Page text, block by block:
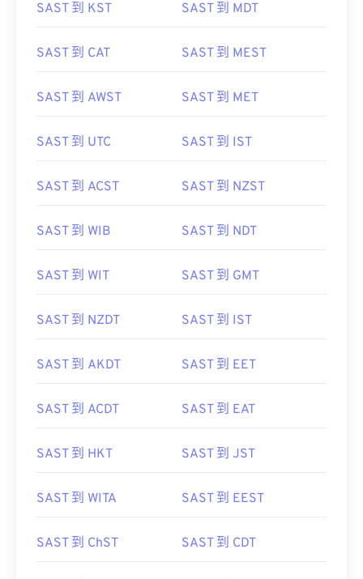
SAST 到 KST SAST 到 MDT
SAST 到 CAT SAST 到 MEST
SAST 到 AWST SAST 到 MET
SAST 到 UTC SAST 到 IST
SAST 到 ACST SAST 到 NZST
SAST 到 WIB SAST 到 NDT
SAST 到 WIT SAST 到 GMT
SAST 到 NZDT SAST 到 IST
SAST 到 AKDT SAST 到 EET
SAST 到 ACDT SAST 到 EAT
SAST 到 HKT SAST 到 JST
SAST 到 WITA SAST 到 EEST
SAST 到 ChST SAST 到 CDT